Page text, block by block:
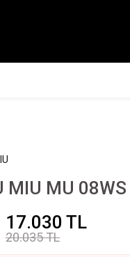
MIU MU
17.030 TL
20.035 TL